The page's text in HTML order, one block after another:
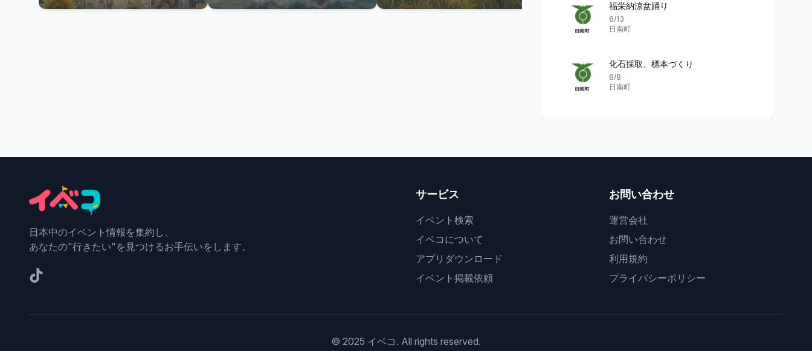
福栄納涼盆踊り
8/13
日南町
化石採取、標本づくり
8/8
日南町
日本中のイベント情報を集約し、
あなたの"行きたい"を見つけるお手伝いをします。
サービス
イベント検索
イベコについて
アプリダウンロード
イベント掲載依頼
お問い合わせ
運営会社
お問い合わせ
利用規約
プライバシーポリシー
© 2025 イベコ. All rights reserved.